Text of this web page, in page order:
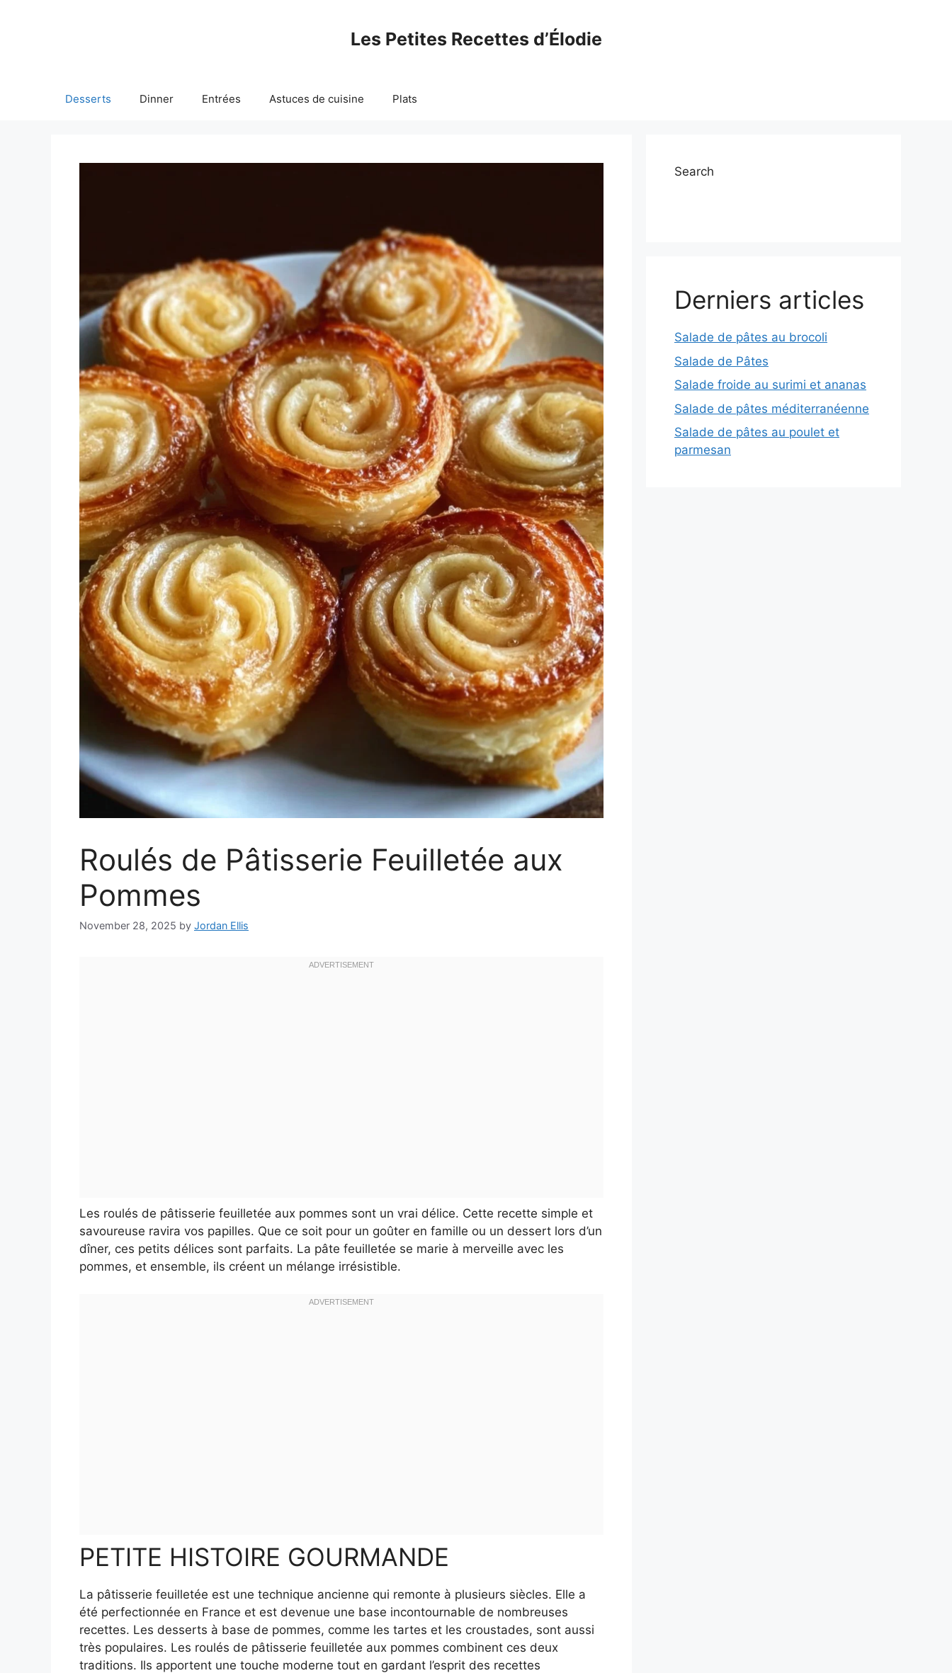
Les Petites Recettes d’Élodie
Desserts Dinner Entrées Astuces de cuisine Plats
Roulés de Pâtisserie Feuilletée aux
Pommes
November 28, 2025 by Jordan Ellis
Les roulés de pâtisserie feuilletée aux pommes sont un vrai délice. Cette recette simple et
savoureuse ravira vos papilles. Que ce soit pour un goûter en famille ou un dessert lors d’un
dîner, ces petits délices sont parfaits. La pâte feuilletée se marie à merveille avec les
pommes, et ensemble, ils créent un mélange irrésistible.
PETITE HISTOIRE GOURMANDE
La pâtisserie feuilletée est une technique ancienne qui remonte à plusieurs siècles. Elle a
été perfectionnée en France et est devenue une base incontournable de nombreuses
recettes. Les desserts à base de pommes, comme les tartes et les croustades, sont aussi
très populaires. Les roulés de pâtisserie feuilletée aux pommes combinent ces deux
traditions. Ils apportent une touche moderne tout en gardant l’esprit des recettes
Search
Derniers articles
Salade de pâtes au brocoli
Salade de Pâtes
Salade froide au surimi et ananas
Salade de pâtes méditerranéenne
Salade de pâtes au poulet et
parmesan